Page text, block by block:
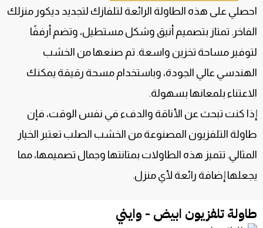
احصلي على هذه الطاولة الرائعة لتلفازك لتجديد ديكور منزلك
الفاخر. تمتاز بتصميم أنيق وشكل مستطيل، وتضم أرففًا
لتوفير مساحة تخزين واسعة. تم صنعها من الخشب
الهندسي عالي الجودة، وباستخدام مسحة رقيقة يمكنك
الاعتناء بلمعانها بسهولة.
إذا كنت تبحث عن الأناقة والدفء في نفس الوقت، فإن
طاولة التلفزيون المصنوعة من الخشب الصلب تعتبر الخيار
المثالي. تتميز هذه الطاولات بمتانتها وجمال تصميمها، مما
يجعلها إضافة رائعة لأي منزل.
طاولة تلفزيون ابيض - وايني